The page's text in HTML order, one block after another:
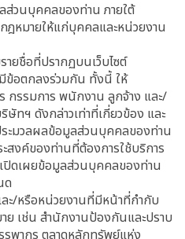
ส่วนบุคคลของท่าน ภายใต้
ฎหมายให้แก่บุคคลและหน่วยงาน
ยชื่อที่ปรากฏบนเว็บไซต์
อตกลงร่วมกัน ทั้งนี้ ให้
กรรมการ พนักงาน ลูกจ้าง และ/
ทฯ ดังกล่าวเท่าที่เกี่ยวข้อง และ
ระมวลผลข้อมูลส่วนบุคคลของท่าน
สงค์ของท่านที่ต้องการใช้บริการ
ดเผยข้อมูลส่วนบุคคลของท่าน
ด
ะ/หรือหน่วยงานที่มีหน้าที่กำกับ
เช่น สำนักงานป้องกันและปราบ
พากร ตลาดหลักทรัพย์แห่ง